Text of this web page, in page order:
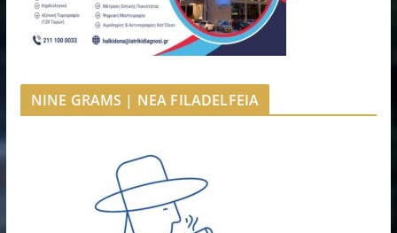
NINE GRAMS | NEA FILADELFEIA